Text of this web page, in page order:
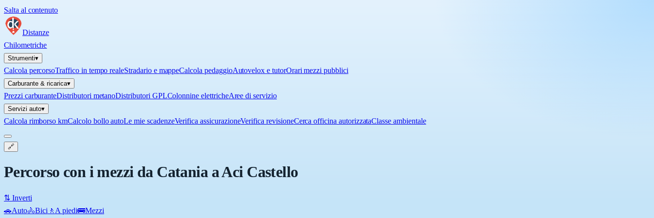
Salta al contenuto
Distanze
Chilometriche
Strumenti▾
Calcola percorsoTraffico in tempo realeStradario e mappeCalcola pedaggioAutovelox e tutorOrari mezzi pubblici
Carburante & ricarica▾
Prezzi carburanteDistributori metanoDistributori GPLColonnine elettricheAree di servizio
Servizi auto▾
Calcola rimborso kmCalcolo bollo autoLe mie scadenzeVerifica assicurazioneVerifica revisioneCerca officina autorizzataClasse ambientale
🔗
Percorso con i mezzi da Catania a Aci Castello
⇅ Inverti
🚗Auto🚴Bici 🚶 A piedi🚌Mezzi